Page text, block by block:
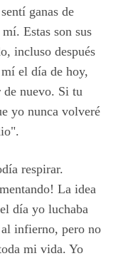
ganas de
Estas son sus
incluso después
el día de hoy,
nuevo. Si tu
yo nunca volveré
respirar.
La idea
día yo luchaba
infierno, pero no
mi vida. Yo